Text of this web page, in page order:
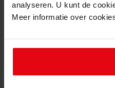
analyseren. U kunt de
Meer informatie over
duurzaam webadres